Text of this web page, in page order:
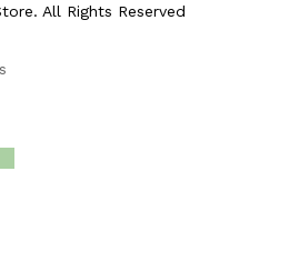
All Rights Reserved